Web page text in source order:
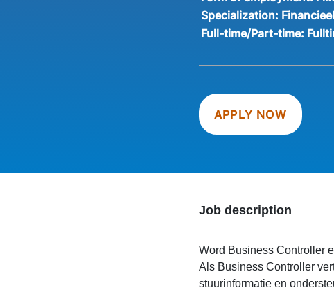
Specialization: Financieel
Full-time/Part-time:
APPLY NOW
Job description
Word Business Controller
Als Business Controller
stuurinformatie en